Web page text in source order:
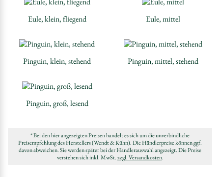
Eule, klein, fliegend Eule, mittel
Pinguin, klein, stehend Pinguin, mittel, stehend
Pinguin, groß, lesend
* Bei den hier angezeigten Preisen handelt es sich um die unverbindliche
Preisempfehlung des Herstellers (Wendt & Kühn). Die Händlerpreise können ggf.
davon abweichen. Sie werden später bei der Händlerauswahl angezeigt. Die Preise
verstehen sich inkl. MwSt.zzgl. Versandkosten.